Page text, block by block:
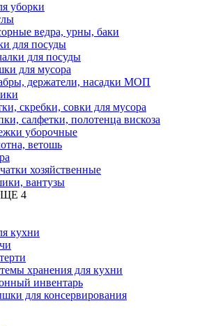
уборки
ведра, урны, баки
для посуды
для посуды
для мусора
держатели, насадки МОП
скребки, совки для мусора
салфетки, полотенца вискоза
уборочные
ветошь
хозяйственные
вантузы
4
кухни
хранения для кухни
инвентарь
для консервирования